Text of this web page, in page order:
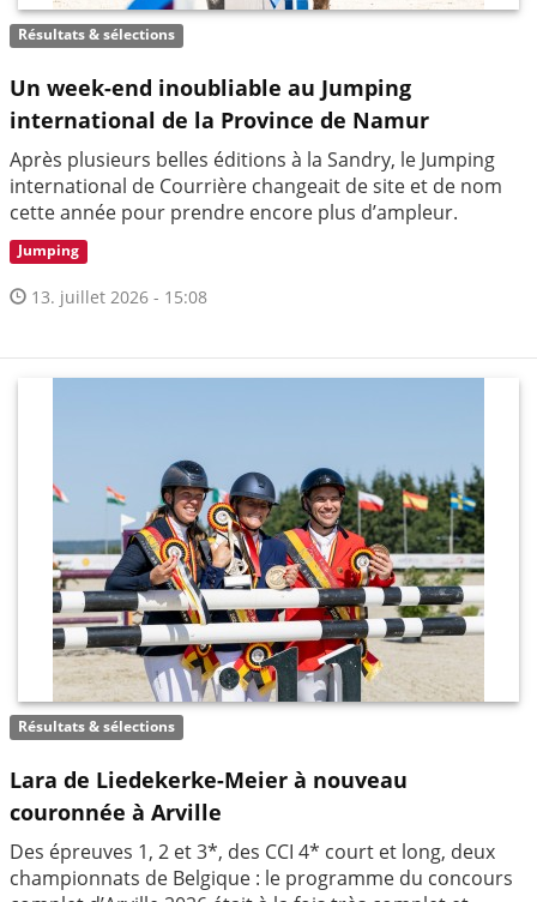
Résultats & sélections
Un week-end inoubliable au Jumping
international de la Province de Namur
Après plusieurs belles éditions à la Sandry, le Jumping
international de Courrière changeait de site et de nom
cette année pour prendre encore plus d’ampleur.
Jumping
13. juillet 2026 - 15:08
Résultats & sélections
Lara de Liedekerke-Meier à nouveau
couronnée à Arville
Des épreuves 1, 2 et 3*, des CCI 4* court et long, deux
championnats de Belgique : le programme du concours